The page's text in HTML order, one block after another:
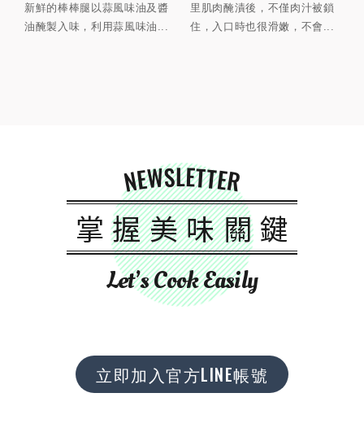
新鮮的棒棒腿以蒜風味油及醬
油醃製入味，利用蒜風味油...
里肌肉醃漬後，不僅肉汁被鎖
住，入口時也很滑嫩，不會...
NEWSLETTER
掌握美味關鍵
Let’s Cook Easily
立即加入官方LINE帳號